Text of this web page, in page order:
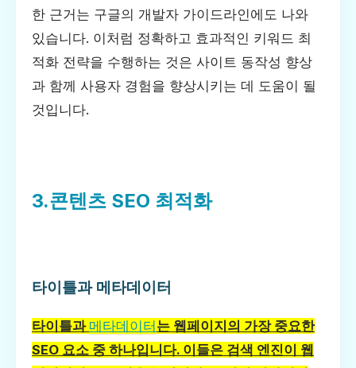
한 근거는 구글의 개발자 가이드라인에도 나와
있습니다. 이처럼 정확하고 효과적인 키워드 최
적화 전략을 수행하는 것은 사이트 동작성 향상
과 함께 사용자 경험을 향상시키는 데 도움이 될
것입니다.
3.콘텐츠 SEO 최적화
타이틀과 메타데이터
타이틀과 메타데이터는 웹페이지의 가장 중요한
SEO 요소 중 하나입니다. 이들은 검색 엔진이 웹